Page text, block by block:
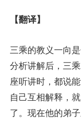
【翻译】
三乘的教义一向
分析讲解后，三
座听讲时，都说
自己互相解释，
了。现在他的弟